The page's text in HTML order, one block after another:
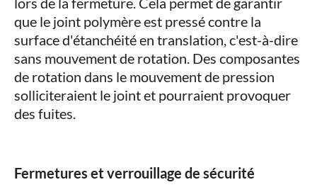
que le joint polymère est pressé contre la
surface d'étanchéité en translation, c'est-à-dire
sans mouvement de rotation. Des composantes
de rotation dans le mouvement de pression
solliciteraient le joint et pourraient provoquer
des fuites.
Fermetures et verrouillage de sécurité